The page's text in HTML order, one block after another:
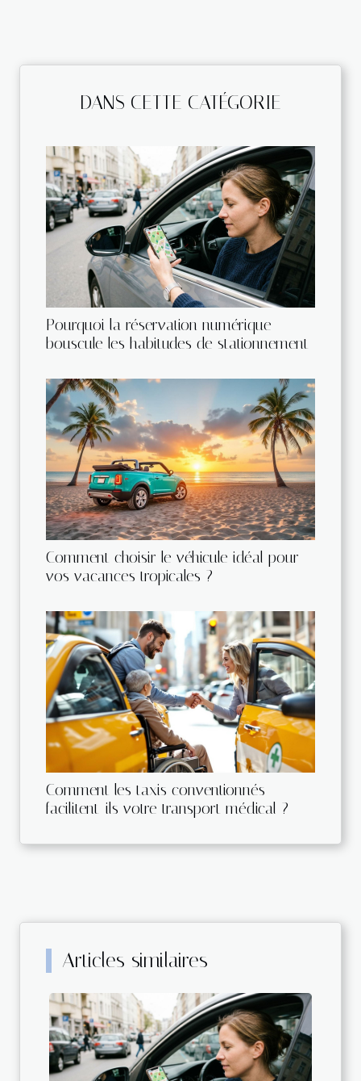
DANS CETTE CATÉGORIE
Pourquoi la réservation numérique
bouscule les habitudes de stationnement
Comment choisir le véhicule idéal pour
vos vacances tropicales ?
Comment les taxis conventionnés
facilitent-ils votre transport médical ?
Articles similaires